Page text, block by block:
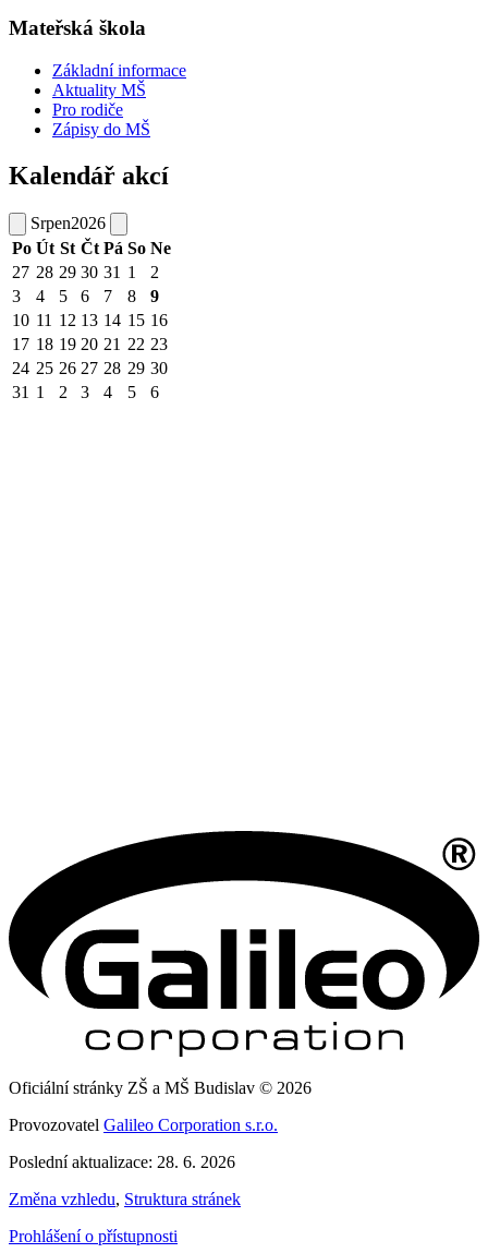
Mateřská škola
Základní informace
Aktuality MŠ
Pro rodiče
Zápisy do MŠ
Kalendář akcí
Srpen2026
Po Út St Čt Pá So Ne
27 28 29 30 31 1
2
3
4 5 6 7 8
9
10 11 12 13 14 15 16
17 18 19 20 21 22 23
24 25 26 27 28 29 30
31 1 2 3 4 5 6
Oficiální stránky ZŠ a MŠ Budislav © 2026
Provozovatel Galileo Corporation s.r.o.
Poslední aktualizace: 28. 6. 2026
Změna vzhledu, Struktura stránek
Prohlášení o přístupnosti